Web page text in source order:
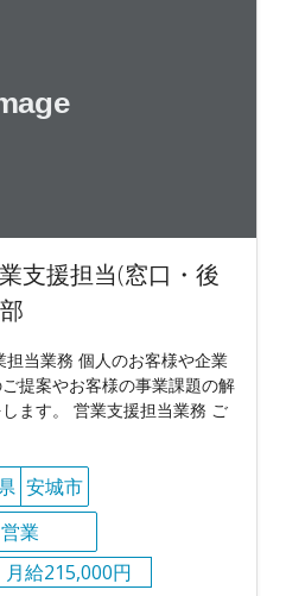
支援担当(窓口・後
当業務 個人のお客様や企業
提案やお客様の事業課題の解
ます。 営業支援担当業務 ご
安城市
営業
月給215,000円